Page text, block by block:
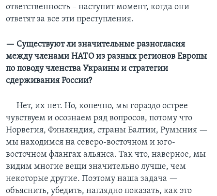
ответственность – наступит момент, когда они
ответят за все эти преступления.
— Существуют ли значительные разногласия
между членами НАТО из разных регионов Европы
по поводу членства Украины и стратегии
сдерживания России?
— Нет, их нет. Но, конечно, мы гораздо острее
чувствуем и осознаем ряд вопросов, потому что
Норвегия, Финляндия, страны Балтии, Румыния —
мы находимся на северо-восточном и юго-
восточном флангах альянса. Так что, наверное, мы
видим многие вещи значительно лучше, чем
некоторые другие. Поэтому наша задача —
объяснить, убедить, наглядно показать, как это